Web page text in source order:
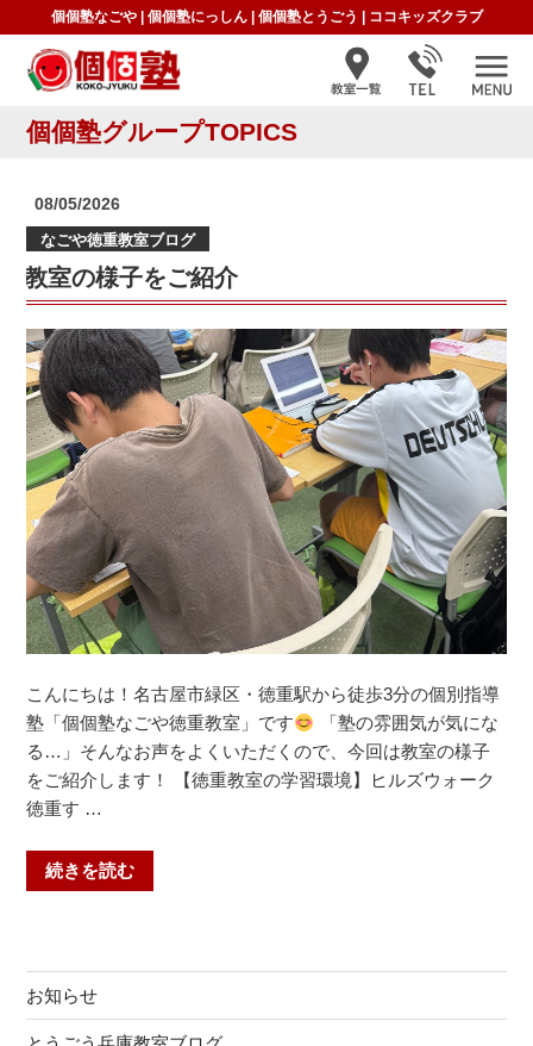
個個塾なごや| 個個塾にっしん| 個個塾とうごう ココキッズクラブ
個個塾グループTOPICS
投
日:
08/05/2026
なごや徳重教室ブログ
教室の様子をご紹介
こんにちは！名古屋市緑区・徳重駅から徒歩3分の個別指導
塾「個個塾なごや徳重教室」です
「塾の雰囲気が気にな
る…」そんなお声をよくいただくので、今回は教室の様子
をご紹介します！ 【徳重教室の学習環境】ヒルズウォーク
徳重す …
“教
室
子
ご
続きを読む
お知らせ